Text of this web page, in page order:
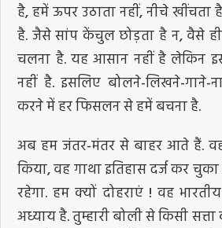
है, हमें ऊपर उठाता नहीं, नीचे खींचता
है. जैसे सांप केंचुल छोड़ता है न, वैसे
चलना है. यह आसान नहीं है लेकिन
नहीं है. इसलिए बोलने-लिखने-गाने-
करने में हर फिसलन से हमें बचना है.
अब हम जंतर-मंतर से बाहर आते हैं.
किया, वह गाथा इतिहास दर्ज कर चुका
रहेगा. हम क्यों दोहराएं ! वह
अध्याय है. तुम्हारी बोली से किसी